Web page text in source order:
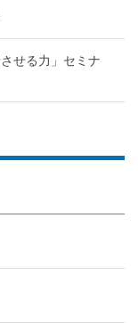
せる力」セミナ